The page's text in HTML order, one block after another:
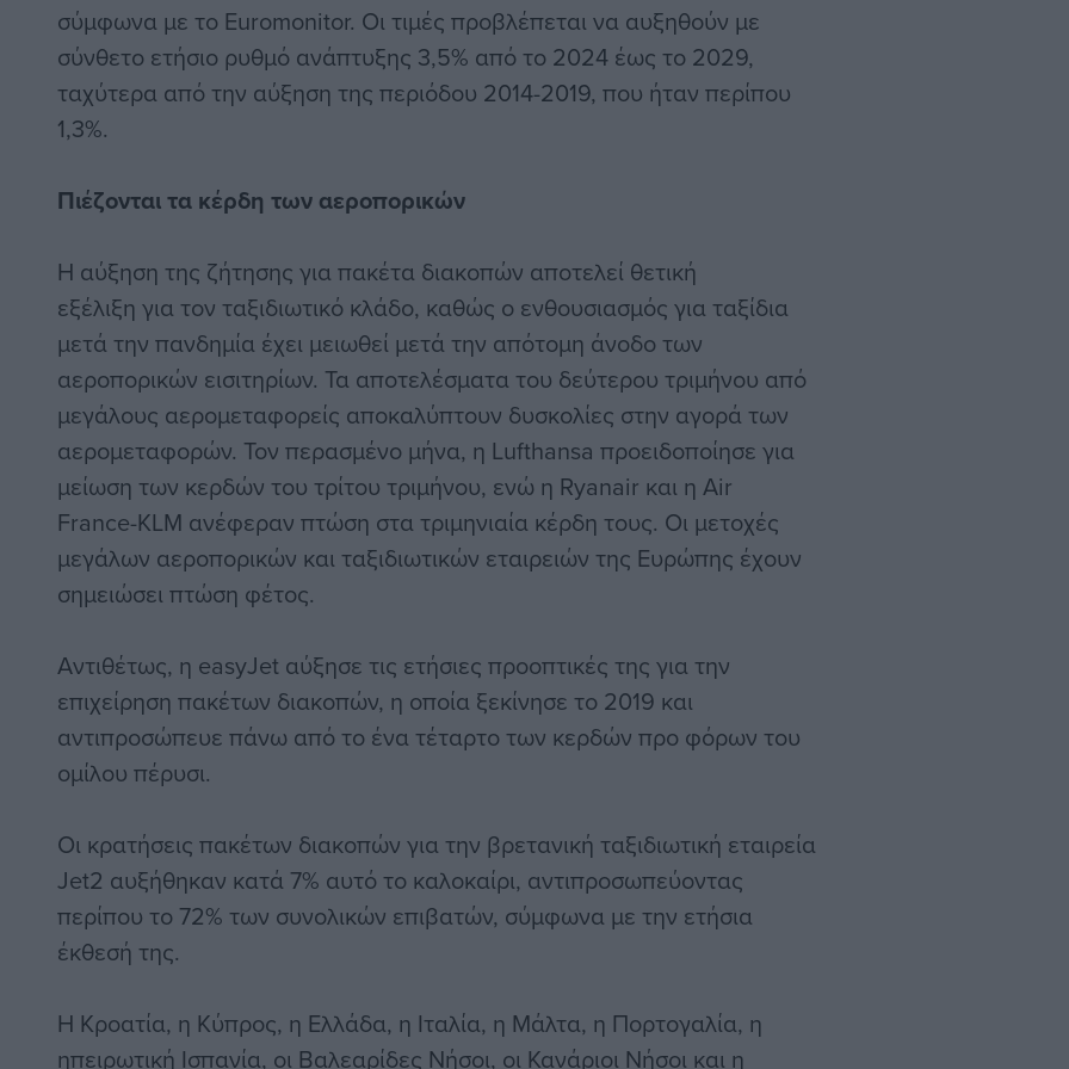
σύμφωνα με το Euromonitor. Οι τιμές προβλέπεται να αυξηθούν με
σύνθετο ετήσιο ρυθμό ανάπτυξης 3,5% από το 2024 έως το 2029,
ταχύτερα από την αύξηση της περιόδου 2014-2019, που ήταν περίπου
1,3%.
Πιέζονται τα κέρδη των αεροπορικών
Η αύξηση της ζήτησης για πακέτα διακοπών αποτελεί θετική
εξέλιξη για τον ταξιδιωτικό κλάδο, καθώς ο ενθουσιασμός για ταξίδια
μετά την πανδημία έχει μειωθεί μετά την απότομη άνοδο των
αεροπορικών εισιτηρίων. Τα αποτελέσματα του δεύτερου τριμήνου από
μεγάλους αερομεταφορείς αποκαλύπτουν δυσκολίες στην αγορά των
αερομεταφορών. Τον περασμένο μήνα, η Lufthansa προειδοποίησε για
μείωση των κερδών του τρίτου τριμήνου, ενώ η Ryanair και η Air
France-KLM ανέφεραν πτώση στα τριμηνιαία κέρδη τους. Οι μετοχές
μεγάλων αεροπορικών και ταξιδιωτικών εταιρειών της Ευρώπης έχουν
σημειώσει πτώση φέτος.
Αντιθέτως, η easyJet αύξησε τις ετήσιες προοπτικές της για την
επιχείρηση πακέτων διακοπών, η οποία ξεκίνησε το 2019 και
αντιπροσώπευε πάνω από το ένα τέταρτο των κερδών προ φόρων του
ομίλου πέρυσι.
Οι κρατήσεις πακέτων διακοπών για την βρετανική ταξιδιωτική εταιρεία
Jet2 αυξήθηκαν κατά 7% αυτό το καλοκαίρι, αντιπροσωπεύοντας
περίπου το 72% των συνολικών επιβατών, σύμφωνα με την ετήσια
έκθεσή της.
Η Κροατία, η Κύπρος, η Ελλάδα, η Ιταλία, η Μάλτα, η Πορτογαλία, η
ηπειρωτική Ισπανία, οι Βαλεαρίδες Νήσοι, οι Κανάριοι Νήσοι και η